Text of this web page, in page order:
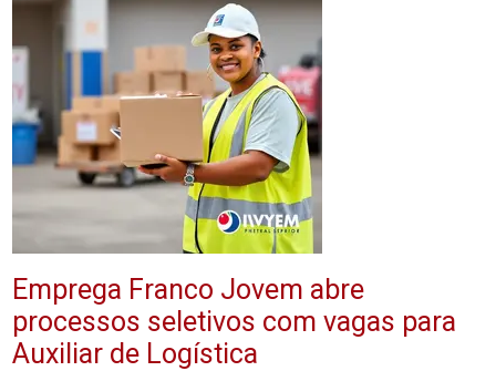
Emprega Franco Jovem abre
processos seletivos com vagas para
Auxiliar de Logística